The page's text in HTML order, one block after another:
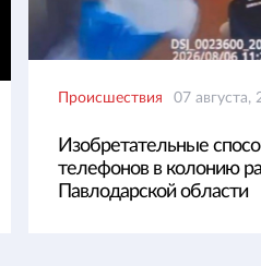
Происшествия 07 августа,
Изобретательные
телефонов в колонию
Павлодарской области